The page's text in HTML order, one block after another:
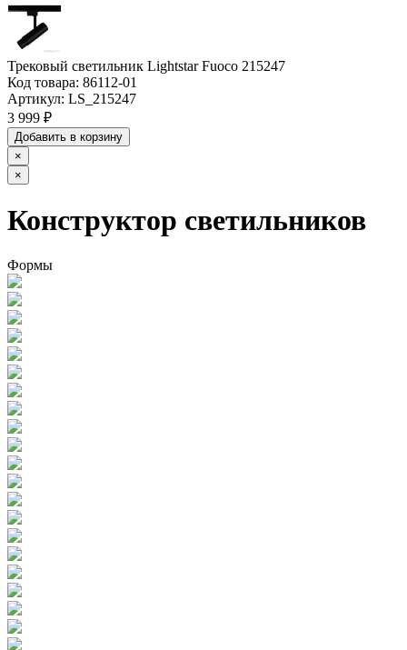
Трековый светильник Lightstar Fuoco 215247
Код товара: 86112-01
Артикул: LS_215247
3 999 ₽
Добавить в корзину
×
×
Конструктор светильников
Формы